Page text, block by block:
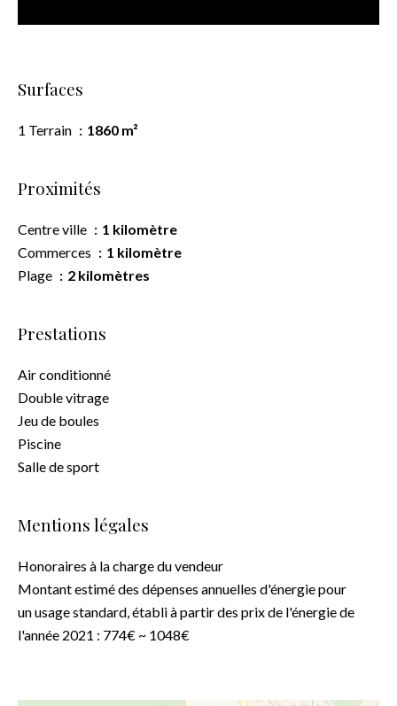
Surfaces
1 Terrain 1860 m²
Proximités
Centre ville
1 kilomètre
Commerces
1 kilomètre
Plage
2 kilomètres
Prestations
Air conditionné
Double vitrage
Jeu de boules
Piscine
Salle de sport
Mentions légales
Honoraires à la charge du vendeur
Montant estimé des dépenses annuelles d'énergie pour
un usage standard, établi à partir des prix de l'énergie de
l'année 2021 : 774€ ~ 1048€